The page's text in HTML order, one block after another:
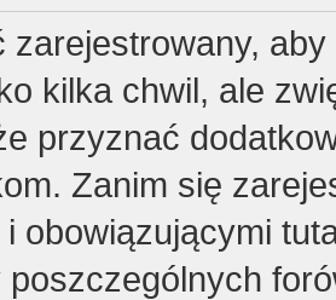
zarejestrowany,
kilka chwil, ale
przyznać
Zanim się
obowiązującymi
poszczególnych